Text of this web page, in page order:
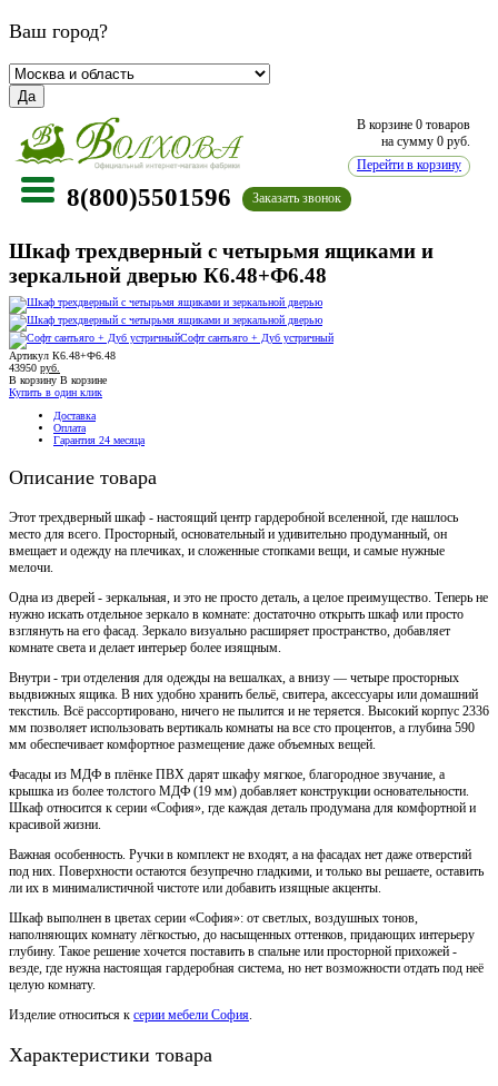
Ваш город?
Да
В корзине 0 товаров
на сумму 0 руб.
Перейти в корзину
8(800)5501596 Заказать звонок
Шкаф трехдверный с четырьмя ящиками и
зеркальной дверью К6.48+Ф6.48
Софт сантьяго + Дуб устричный
Артикул К6.48+Ф6.48
43950 руб.
В корзину В корзине
Купить в один клик
Доставка
Оплата
Гарантия 24 месяца
Описание товара
Этот трехдверный шкаф - настоящий центр гардеробной вселенной, где нашлось
место для всего. Просторный, основательный и удивительно продуманный, он
вмещает и одежду на плечиках, и сложенные стопками вещи, и самые нужные
мелочи.
Одна из дверей - зеркальная, и это не просто деталь, а целое преимущество. Теперь не
нужно искать отдельное зеркало в комнате: достаточно открыть шкаф или просто
взглянуть на его фасад. Зеркало визуально расширяет пространство, добавляет
комнате света и делает интерьер более изящным.
Внутри - три отделения для одежды на вешалках, а внизу — четыре просторных
выдвижных ящика. В них удобно хранить бельё, свитера, аксессуары или домашний
текстиль. Всё рассортировано, ничего не пылится и не теряется. Высокий корпус 2336
мм позволяет использовать вертикаль комнаты на все сто процентов, а глубина 590
мм обеспечивает комфортное размещение даже объемных вещей.
Фасады из МДФ в плёнке ПВХ дарят шкафу мягкое, благородное звучание, а
крышка из более толстого МДФ (19 мм) добавляет конструкции основательности.
Шкаф относится к серии «София», где каждая деталь продумана для комфортной и
красивой жизни.
Важная особенность. Ручки в комплект не входят, а на фасадах нет даже отверстий
под них. Поверхности остаются безупречно гладкими, и только вы решаете, оставить
ли их в минималистичной чистоте или добавить изящные акценты.
Шкаф выполнен в цветах серии «София»: от светлых, воздушных тонов,
наполняющих комнату лёгкостью, до насыщенных оттенков, придающих интерьеру
глубину. Такое решение хочется поставить в спальне или просторной прихожей -
везде, где нужна настоящая гардеробная система, но нет возможности отдать под неё
целую комнату.
Изделие относиться к серии мебели София.
Характеристики товара